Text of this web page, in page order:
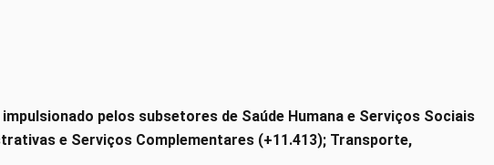
pelos subsetores de Saúde Humana e Serviços Sociais
e Serviços Complementares (+11.413); Transporte,